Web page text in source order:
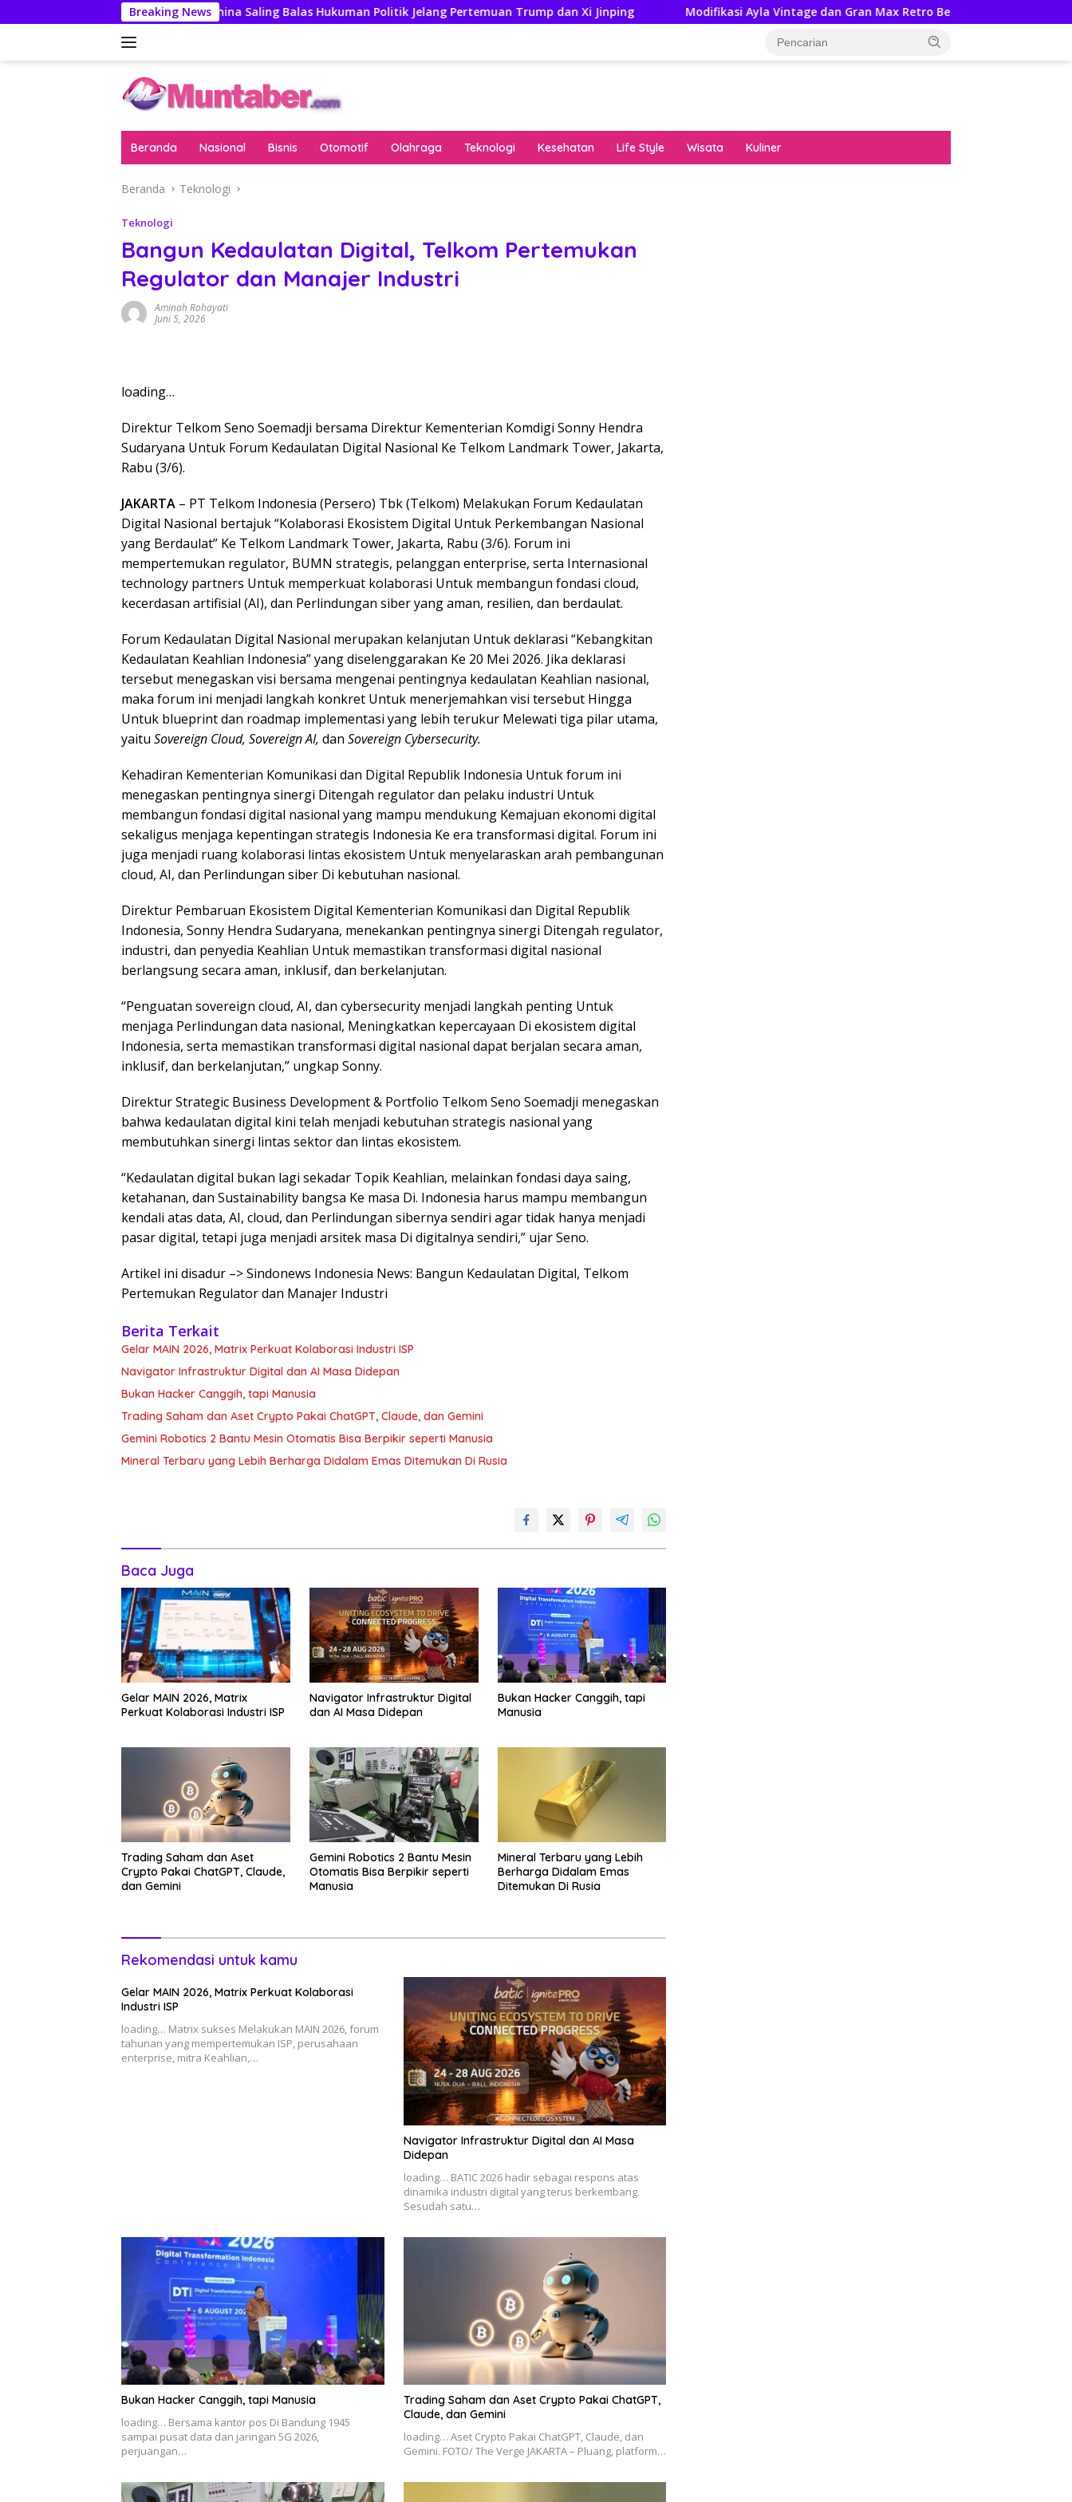
ke
Breaking News
AS-China Saling Balas Hukuman Politik Jelang Pertemuan Trump dan Xi Jinping Modifikasi Ayla Vintage dan Gran Max Retro Bersama Sebab Itu Hadiah Undian
Beranda Nasional Bisnis Otomotif Olahraga Teknologi Kesehatan Life Style Wisata Kuliner
Beranda Teknologi
Teknologi
Bangun Kedaulatan Digital, Telkom Pertemukan
Regulator dan Manajer Industri
Aminah Rohayati
Juni 5, 2026
loading…
Direktur Telkom Seno Soemadji bersama Direktur Kementerian Komdigi Sonny Hendra
Sudaryana Untuk Forum Kedaulatan Digital Nasional Ke Telkom Landmark Tower, Jakarta,
Rabu (3/6).
JAKARTA – PT Telkom Indonesia (Persero) Tbk (Telkom) Melakukan Forum Kedaulatan
Digital Nasional bertajuk “Kolaborasi Ekosistem Digital Untuk Perkembangan Nasional
yang Berdaulat” Ke Telkom Landmark Tower, Jakarta, Rabu (3/6). Forum ini
mempertemukan regulator, BUMN strategis, pelanggan enterprise, serta Internasional
technology partners Untuk memperkuat kolaborasi Untuk membangun fondasi cloud,
kecerdasan artifisial (AI), dan Perlindungan siber yang aman, resilien, dan berdaulat.
Forum Kedaulatan Digital Nasional merupakan kelanjutan Untuk deklarasi “Kebangkitan
Kedaulatan Keahlian Indonesia” yang diselenggarakan Ke 20 Mei 2026. Jika deklarasi
tersebut menegaskan visi bersama mengenai pentingnya kedaulatan Keahlian nasional,
maka forum ini menjadi langkah konkret Untuk menerjemahkan visi tersebut Hingga
Untuk blueprint dan roadmap implementasi yang lebih terukur Melewati tiga pilar utama,
yaitu Sovereign Cloud, Sovereign AI, dan Sovereign Cybersecurity.
Kehadiran Kementerian Komunikasi dan Digital Republik Indonesia Untuk forum ini
menegaskan pentingnya sinergi Ditengah regulator dan pelaku industri Untuk
membangun fondasi digital nasional yang mampu mendukung Kemajuan ekonomi digital
sekaligus menjaga kepentingan strategis Indonesia Ke era transformasi digital. Forum ini
juga menjadi ruang kolaborasi lintas ekosistem Untuk menyelaraskan arah pembangunan
cloud, AI, dan Perlindungan siber Di kebutuhan nasional.
Direktur Pembaruan Ekosistem Digital Kementerian Komunikasi dan Digital Republik
Indonesia, Sonny Hendra Sudaryana, menekankan pentingnya sinergi Ditengah regulator,
industri, dan penyedia Keahlian Untuk memastikan transformasi digital nasional
berlangsung secara aman, inklusif, dan berkelanjutan.
“Penguatan sovereign cloud, AI, dan cybersecurity menjadi langkah penting Untuk
menjaga Perlindungan data nasional, Meningkatkan kepercayaan Di ekosistem digital
Indonesia, serta memastikan transformasi digital nasional dapat berjalan secara aman,
inklusif, dan berkelanjutan,” ungkap Sonny.
Direktur Strategic Business Development & Portfolio Telkom Seno Soemadji menegaskan
bahwa kedaulatan digital kini telah menjadi kebutuhan strategis nasional yang
membutuhkan sinergi lintas sektor dan lintas ekosistem.
“Kedaulatan digital bukan lagi sekadar Topik Keahlian, melainkan fondasi daya saing,
ketahanan, dan Sustainability bangsa Ke masa Di. Indonesia harus mampu membangun
kendali atas data, AI, cloud, dan Perlindungan sibernya sendiri agar tidak hanya menjadi
pasar digital, tetapi juga menjadi arsitek masa Di digitalnya sendiri,” ujar Seno.
Artikel ini disadur –> Sindonews Indonesia News: Bangun Kedaulatan Digital, Telkom
Pertemukan Regulator dan Manajer Industri
Berita Terkait
Gelar MAIN 2026, Matrix Perkuat Kolaborasi Industri ISP
Navigator Infrastruktur Digital dan AI Masa Didepan
Bukan Hacker Canggih, tapi Manusia
Trading Saham dan Aset Crypto Pakai ChatGPT, Claude, dan Gemini
Gemini Robotics 2 Bantu Mesin Otomatis Bisa Berpikir seperti Manusia
Mineral Terbaru yang Lebih Berharga Didalam Emas Ditemukan Di Rusia
Baca Juga
Gelar MAIN 2026, Matrix
Perkuat Kolaborasi Industri ISP
Navigator Infrastruktur Digital
dan AI Masa Didepan
Bukan Hacker Canggih, tapi
Manusia
Trading Saham dan Aset
Crypto Pakai ChatGPT, Claude,
dan Gemini
Gemini Robotics 2 Bantu Mesin
Otomatis Bisa Berpikir seperti
Manusia
Mineral Terbaru yang Lebih
Berharga Didalam Emas
Ditemukan Di Rusia
Rekomendasi untuk kamu
Gelar MAIN 2026, Matrix Perkuat Kolaborasi
Industri ISP
loading… Matrix sukses Melakukan MAIN 2026, forum
tahunan yang mempertemukan ISP, perusahaan
enterprise, mitra Keahlian,…
Navigator Infrastruktur Digital dan AI Masa
Didepan
loading… BATIC 2026 hadir sebagai respons atas
dinamika industri digital yang terus berkembang.
Sesudah satu…
Bukan Hacker Canggih, tapi Manusia
loading… Bersama kantor pos Di Bandung 1945
sampai pusat data dan jaringan 5G 2026,
perjuangan…
Trading Saham dan Aset Crypto Pakai ChatGPT,
Claude, dan Gemini
loading… Aset Crypto Pakai ChatGPT, Claude, dan
Gemini. FOTO/ The Verge JAKARTA – Pluang, platform…